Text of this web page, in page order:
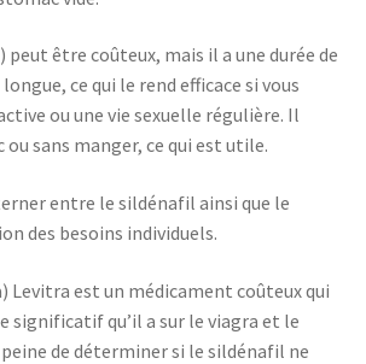
être coûteux, mais il a une durée de
ce qui le rend efficace si vous
ou une vie sexuelle régulière. Il
sans manger, ce qui est utile.
entre le sildénafil ainsi que le
des besoins individuels.
Levitra est un médicament coûteux qui
significatif qu’il a sur le viagra et le
de déterminer si le sildénafil ne